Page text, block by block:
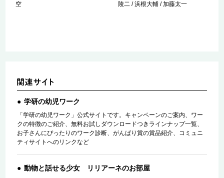
空
陵二 / 浜根大輔 / 加藤太一
学研の幼児ワーク
「学研の幼児ワーク」公式サイトです。キャンペーンのご案内、ワー
クの特徴のご紹介、無料お試しダウンロードつきラインナップ一覧、
お子さんにぴったりのワーク診断、がんばり賞の賞品紹介、コミュニ
ティサイトへのリンクなど
動物と話せる少女 リリアーネのお部屋